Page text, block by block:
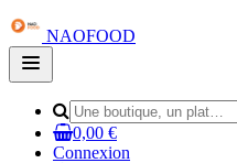
NAOFOOD
Open
main
0,00 €
Connexion